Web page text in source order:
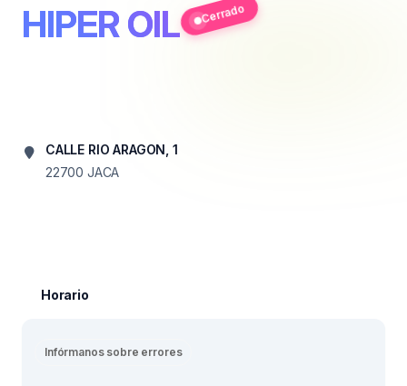
HIPER OIL Cerrado
CALLE RIO ARAGON, 1
22700 JACA
Horario
Infórmanos sobre errores